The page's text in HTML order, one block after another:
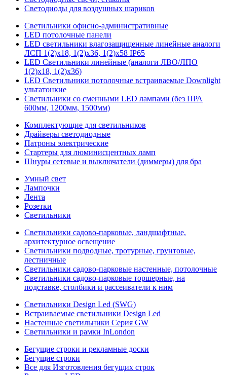
Светодиоды для воздушных шариков
Светильники офисно-административные
LED потолочные панели
LED светильники влагозащищенные линейные аналоги
ЛСП 1(2)х18, 1(2)х36, 1(2)х58 IP65
LED Светильники линейные (аналоги ЛВО/ЛПО
1(2)х18, 1(2)х36)
LED Светильники потолочные встраиваемые Downlight
ультатонкие
Светильники со сменными LED лампами (без ПРА
600мм, 1200мм, 1500мм)
Комплектующие для светильников
Драйверы светодиодные
Патроны электрические
Стартеры для люминисцентных ламп
Шнуры сетевые и выключатели (диммеры) для бра
Умный свет
Лампочки
Лента
Розетки
Светильники
Светильники садово-парковые, ландшафтные,
архитектурное освещение
Светильники подводные, тротурные, грунтовые,
лестничные
Светильники садово-парковые настенные, потолочные
Светильники садово-парковые торшерные, на
подставке, столбики и рассеиватели к ним
Светильники Design Led (SWG)
Встраиваемые светильники Design Led
Настенные светильники Серия GW
Светильники и рамки InLondon
Бегущие строки и рекламные доски
Бегущие строки
Все для Изготовления бегущих строк